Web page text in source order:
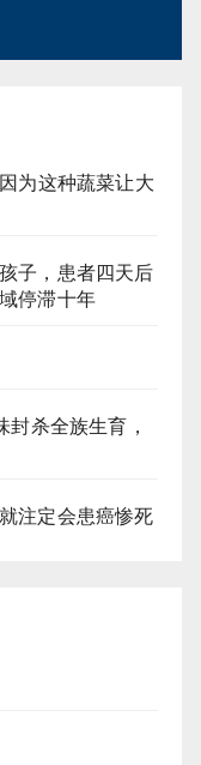
为这种蔬菜让大
子，患者四天后
停滞十年
封杀全族生育，
注定会患癌惨死